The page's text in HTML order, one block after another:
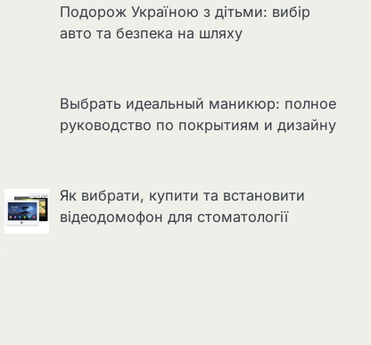
Подорож Україною з дітьми: вибір
авто та безпека на шляху
Выбрать идеальный маникюр: полное
руководство по покрытиям и дизайну
Як вибрати, купити та встановити
відеодомофон для стоматології